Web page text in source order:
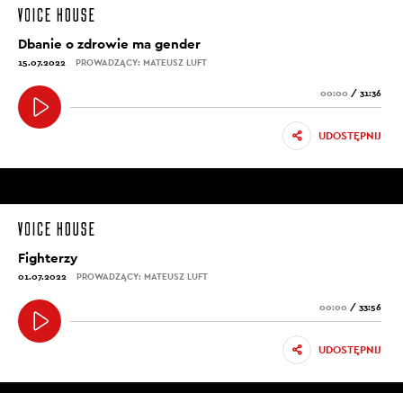
Dbanie o zdrowie ma gender
15.07.2022 PROWADZĄCY: MATEUSZ LUFT
00:00 / 31:36
UDOSTĘPNIJ
Fighterzy
01.07.2022 PROWADZĄCY: MATEUSZ LUFT
00:00 / 33:56
UDOSTĘPNIJ